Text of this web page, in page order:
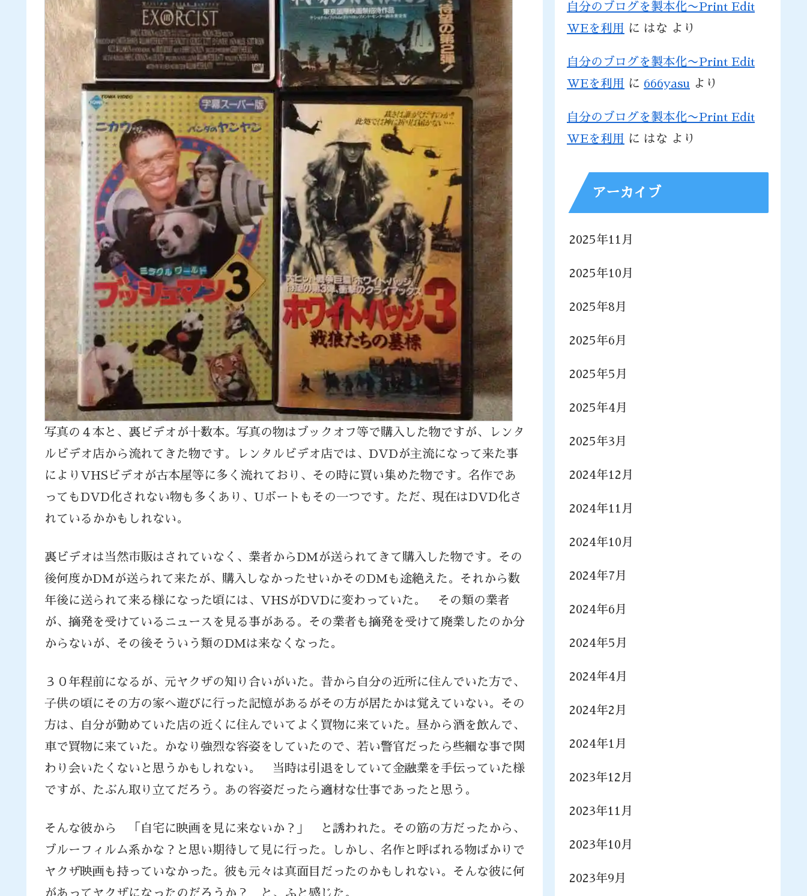
写真の４本と、裏ビデオが十数本。写真の物はブックオフ等で購入した物ですが、レンタ
ルビデオ店から流れてきた物です。レンタルビデオ店では、DVDが主流になって来た事
によりVHSビデオが古本屋等に多く流れており、その時に買い集めた物です。名作であ
ってもDVD化されない物も多くあり、Uボートもその一つです。ただ、現在はDVD化さ
れているかかもしれない。
裏ビデオは当然市販はされていなく、業者からDMが送られてきて購入した物です。その
後何度かDMが送られて来たが、購入しなかったせいかそのDMも途絶えた。それから数
年後に送られて来る様になった頃には、VHSがDVDに変わっていた。 その類の業者
が、摘発を受けているニュースを見る事がある。その業者も摘発を受けて廃業したのか分
からないが、その後そういう類のDMは来なくなった。
３０年程前になるが、元ヤクザの知り合いがいた。昔から自分の近所に住んでいた方で、
子供の頃にその方の家へ遊びに行った記憶があるがその方が居たかは覚えていない。その
方は、自分が勤めていた店の近くに住んでいてよく買物に来ていた。昼から酒を飲んで、
車で買物に来ていた。かなり強烈な容姿をしていたので、若い警官だったら些細な事で関
わり会いたくないと思うかもしれない。 当時は引退をしていて金融業を手伝っていた様
ですが、たぶん取り立てだろう。あの容姿だったら適材な仕事であったと思う。
そんな彼から 「自宅に映画を見に来ないか？」 と誘われた。その筋の方だったから、
ブルーフィルム系かな？と思い期待して見に行った。しかし、名作と呼ばれる物ばかりで
ヤクザ映画も持っていなかった。彼も元々は真面目だったのかもしれない。そんな彼に何
があってヤクザになったのだろうか？ と、ふと感じた。
自分のブログを製本化〜Print Edit
WEを利用
に はな より
自分のブログを製本化〜Print Edit
WEを利用
に 666yasu より
自分のブログを製本化〜Print Edit
WEを利用
に はな より
アーカイブ
2025年11月
2025年10月
2025年8月
2025年6月
2025年5月
2025年4月
2025年3月
2024年12月
2024年11月
2024年10月
2024年7月
2024年6月
2024年5月
2024年4月
2024年2月
2024年1月
2023年12月
2023年11月
2023年10月
2023年9月